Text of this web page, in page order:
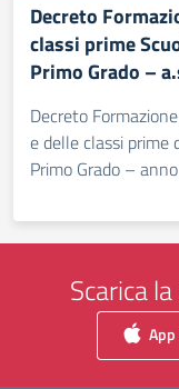
Decreto
classi prime
Primo Grado –
Decreto
e delle classi prime
Primo Grado –
Scarica